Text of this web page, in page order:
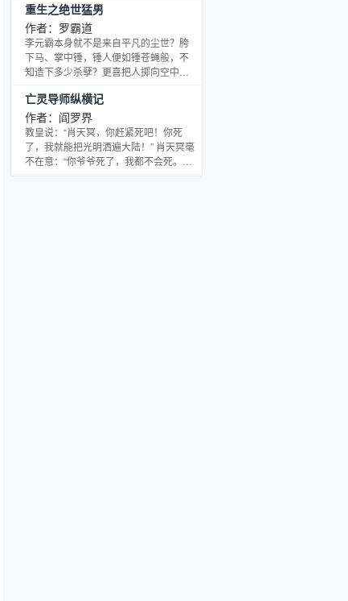
慢慢爬上来…… 为了生计被迫进入游戏
的的肖岚,因为习惯晚上上线而得到了就
职隐藏职业的机会，凭借高的天赋，独
特的技巧，自信的微笑，赢得了一个又
一个美女的芳心，一件又一件极品的装
的宠儿！ 在月光的背景下，在肖岚面前,
所有人都不住的战
重生之绝世猛男
作者：罗霸道
李元霸本身就不是来自平凡的尘世？胯
下马、掌中锤，锤人便如锤苍蝇般，不
知造下多少杀孽？更喜把人掷向空中，
场景，映衬着一个十二岁少年的黄瘦面
容，纵是远古的煞神也不过如此吧？
【群号：26091971】 如此绝世英雄，
复活在人间都市，将会是何等光景？！
让我们一起期待李元霸的重生之旅！ 让
亡灵导师纵横记
作者：阎罗界
教皇说：“肖天冥，你赶紧死吧！你死
了，我就能把光明洒遍大陆！” 肖天冥毫
不在意：“你爷爷死了，我都不会死。你